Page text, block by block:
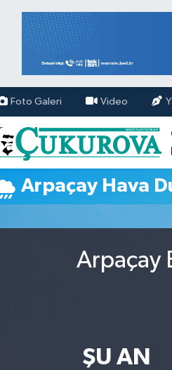
Foto Galeri Video
Arpaçay Hava
Arpaçay
ŞU AN
Eczaneler
Vakitleri
Yoğunluk Haritası
Durumu ve Fikstür